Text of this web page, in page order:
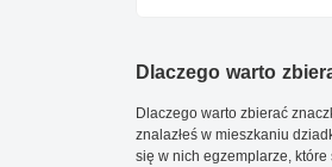
Dlaczego warto
Dlaczego warto zbierać
znalazłeś w mieszkaniu
się w nich egzemplarze,